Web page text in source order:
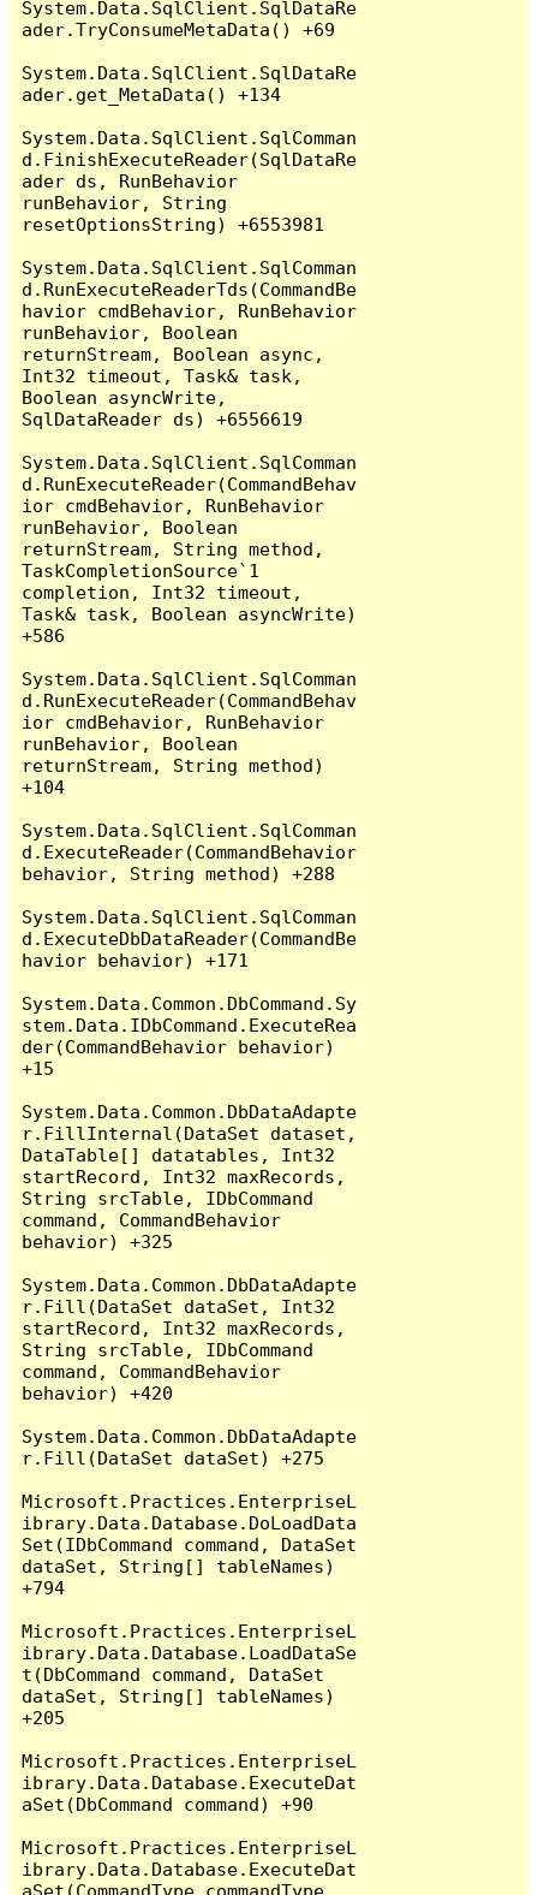
System.Data.SqlClient.SqlDataRe
ader.TryConsumeMetaData() +69
System.Data.SqlClient.SqlDataRe
ader.get_MetaData() +134
System.Data.SqlClient.SqlComman
d.FinishExecuteReader(SqlDataRe
ader ds, RunBehavior
runBehavior, String
resetOptionsString) +6553981
System.Data.SqlClient.SqlComman
d.RunExecuteReaderTds(CommandBe
havior cmdBehavior, RunBehavior
runBehavior, Boolean
returnStream, Boolean async,
Int32 timeout, Task& task,
Boolean asyncWrite,
SqlDataReader ds) +6556619
System.Data.SqlClient.SqlComman
d.RunExecuteReader(CommandBehav
ior cmdBehavior, RunBehavior
runBehavior, Boolean
returnStream, String method,
TaskCompletionSource`1
completion, Int32 timeout,
Task& task, Boolean asyncWrite)
+586
System.Data.SqlClient.SqlComman
d.RunExecuteReader(CommandBehav
ior cmdBehavior, RunBehavior
runBehavior, Boolean
returnStream, String method)
+104
System.Data.SqlClient.SqlComman
d.ExecuteReader(CommandBehavior
behavior, String method) +288
System.Data.SqlClient.SqlComman
d.ExecuteDbDataReader(CommandBe
havior behavior) +171
System.Data.Common.DbCommand.Sy
stem.Data.IDbCommand.ExecuteRea
der(CommandBehavior behavior)
+15
System.Data.Common.DbDataAdapte
r.FillInternal(DataSet dataset,
DataTable[] datatables, Int32
startRecord, Int32 maxRecords,
String srcTable, IDbCommand
command, CommandBehavior
behavior) +325
System.Data.Common.DbDataAdapte
r.Fill(DataSet dataSet, Int32
startRecord, Int32 maxRecords,
String srcTable, IDbCommand
command, CommandBehavior
behavior) +420
System.Data.Common.DbDataAdapte
r.Fill(DataSet dataSet) +275
Microsoft.Practices.EnterpriseL
ibrary.Data.Database.DoLoadData
Set(IDbCommand command, DataSet
dataSet, String[] tableNames)
+794
Microsoft.Practices.EnterpriseL
ibrary.Data.Database.LoadDataSe
t(DbCommand command, DataSet
dataSet, String[] tableNames)
+205
Microsoft.Practices.EnterpriseL
ibrary.Data.Database.ExecuteDat
aSet(DbCommand command) +90
Microsoft.Practices.EnterpriseL
ibrary.Data.Database.ExecuteDat
aSet(CommandType commandType,